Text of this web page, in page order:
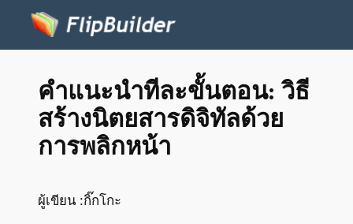
คำแนะนำทีละขั้นตอน: วิธี
สร้างนิตยสารดิจิทัลด้วย
การพลิกหน้า
ผู้เขียน :กิ๊กโกะ